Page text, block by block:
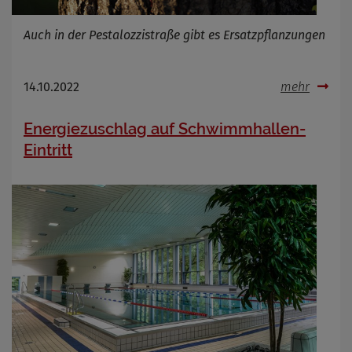
Auch in der Pestalozzistraße gibt es Ersatzpflanzungen
14.10.2022 mehr
Energiezuschlag auf Schwimmhallen-
Eintritt